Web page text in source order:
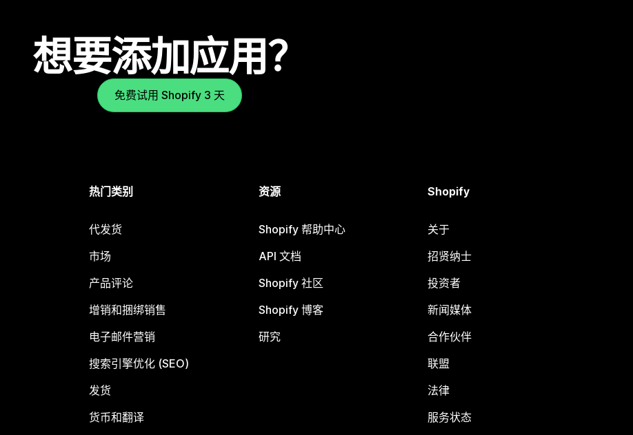
想要添加应用？
免费试用 Shopify 3 天
热门类别
代发货
市场
产品评论
增销和捆绑销售
电子邮件营销
搜索引擎优化 (SEO)
发货
货币和翻译
资源
Shopify 帮助中心
API 文档
Shopify 社区
Shopify 博客
研究
Shopify
关于
招贤纳士
投资者
新闻媒体
合作伙伴
联盟
法律
服务状态